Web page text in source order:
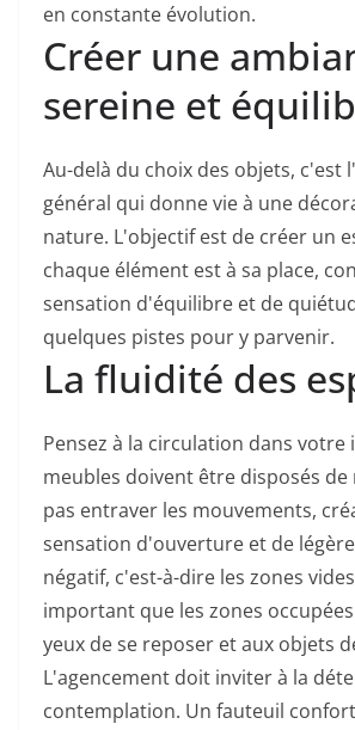
en constante évolution.
Créer une
sereine et
Au-delà du choix des objets, c'est
général qui donne vie à une
nature. L'objectif est de créer un
chaque élément est à sa place,
sensation d'équilibre et de
quelques pistes pour y parvenir.
La fluidité des
Pensez à la circulation dans votre
meubles doivent être disposés de
pas entraver les mouvements,
sensation d'ouverture et de
négatif, c'est-à-dire les zones
important que les zones
yeux de se reposer et aux objets
L'agencement doit inviter à la
contemplation. Un fauteuil